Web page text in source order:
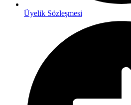
Üyelik Sözleşmesi